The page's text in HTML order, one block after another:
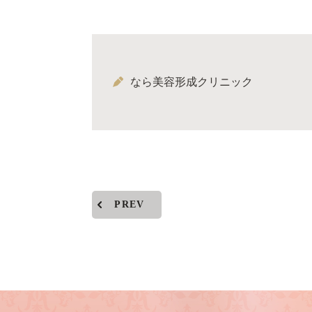
なら美容形成クリニック
PREV